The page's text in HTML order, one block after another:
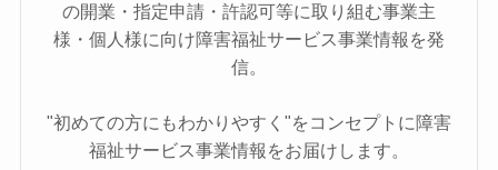
の開業・指定申請・許認可等に取り組む事業主
様・個人様に向け障害福祉サービス事業情報を発
信。
"初めての方にもわかりやすく"をコンセプトに障害
福祉サービス事業情報をお届けします。